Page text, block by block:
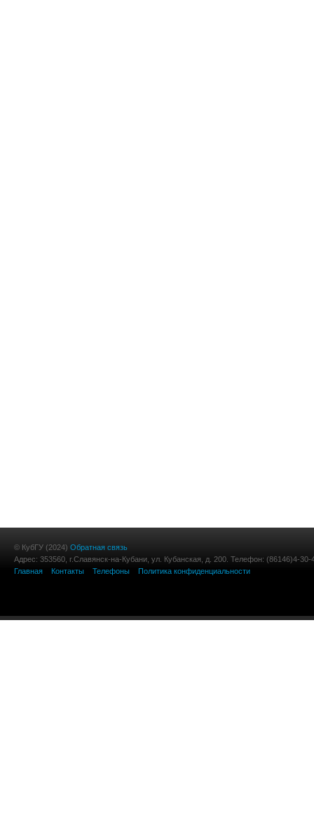
© КубГУ (2024) Обратная связь
Адрес: 353560, г.Славянск-на-Кубани, ул. Кубанская, д. 200. Телефон: (86146)4-30-
Главная
Контакты Телефоны Политика конфиденциальности